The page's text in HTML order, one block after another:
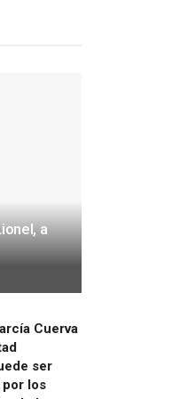
a
Cuerva
ser
por los